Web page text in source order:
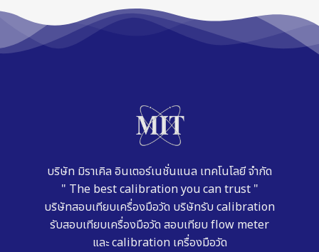
บริษัท มิราเคิล อินเตอร์เนชั่นแนล เทคโนโลยี จำกัด
" The best calibration you can trust "
บริษัทสอบเทียบเครื่องมือวัด บริษัทรับ calibration
รับสอบเทียบเครื่องมือวัด สอบเทียบ flow meter
และcalibration เครื่องมือวัด